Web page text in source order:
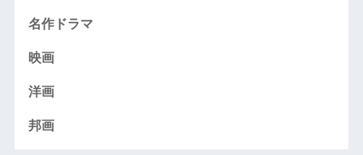
名作ドラマ
映画
洋画
邦画